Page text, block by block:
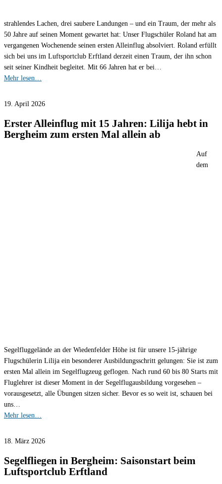
strahlendes Lachen, drei saubere Landungen – und ein Traum, der mehr als
50 Jahre auf seinen Moment gewartet hat: Unser Flugschüler Roland hat am
vergangenen Wochenende seinen ersten Alleinflug absolviert. Roland erfüllt
sich bei uns im Luftsportclub Erftland derzeit einen Traum, der ihn schon
seit seiner Kindheit begleitet. Mit 66 Jahren hat er bei…
Mehr lesen…
19. April 2026
Erster Alleinflug mit 15 Jahren: Lilija hebt in
Bergheim zum ersten Mal allein ab
Auf
dem
Segelfluggelände an der Wiedenfelder Höhe ist für unsere 15-jährige
Flugschülerin Lilija ein besonderer Ausbildungsschritt gelungen: Sie ist zum
ersten Mal allein im Segelflugzeug geflogen. Nach rund 60 bis 80 Starts mit
Fluglehrer ist dieser Moment in der Segelflugausbildung vorgesehen –
vorausgesetzt, alle Übungen sitzen sicher. Bevor es so weit ist, schauen bei
uns…
Mehr lesen…
18. März 2026
Segelfliegen in Bergheim: Saisonstart beim
Luftsportclub Erftland